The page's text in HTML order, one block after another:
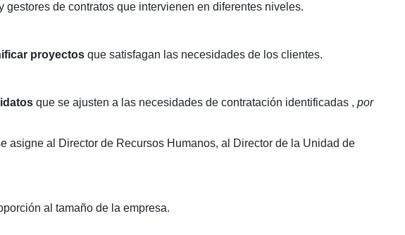
gestores de contratos que intervienen en diferentes niveles.
proyectos que satisfagan las necesidades de los clientes.
que se ajusten a las necesidades de contratación identificadas , por
asigne al Director de Recursos Humanos, al Director de la Unidad de
al tamaño de la empresa.